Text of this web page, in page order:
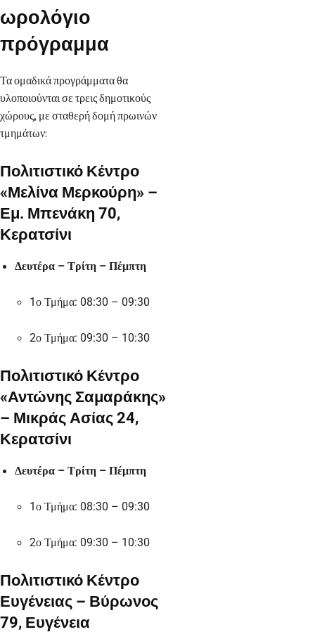
ωρολόγιο
πρόγραμμα
Τα ομαδικά προγράμματα θα
υλοποιούνται σε τρεις δημοτικούς
χώρους, με σταθερή δομή πρωινών
τμημάτων:
Πολιτιστικό Κέντρο
«Μελίνα Μερκούρη» –
Εμ. Μπενάκη 70,
Κερατσίνι
Δευτέρα – Τρίτη – Πέμπτη
1ο Τμήμα: 08:30 – 09:30
2ο Τμήμα: 09:30 – 10:30
Πολιτιστικό Κέντρο
«Αντώνης Σαμαράκης»
– Μικράς Ασίας 24,
Κερατσίνι
Δευτέρα – Τρίτη – Πέμπτη
1ο Τμήμα: 08:30 – 09:30
2ο Τμήμα: 09:30 – 10:30
Πολιτιστικό Κέντρο
Ευγένειας – Βύρωνος
79, Ευγένεια